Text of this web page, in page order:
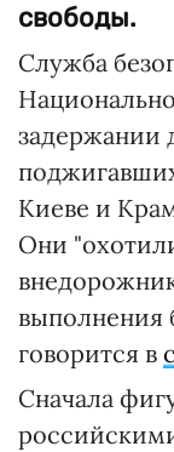
свободы.
Служба
задержании
Киеве и
Они
выполнения
говорится в
Сначала